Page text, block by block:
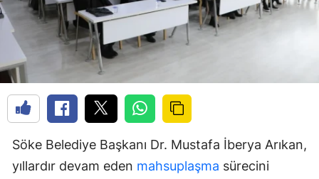
Söke Belediye Başkanı Dr. Mustafa İberya Arıkan,
yıllardır devam eden mahsuplaşma sürecini